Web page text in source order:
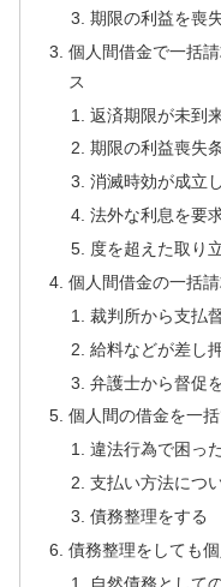
期限の利益を喪
個人間借金で一括
ス
返済期限が未到
期限の利益喪失
消滅時効が成立
法外な利息を要
度を超えた取り
個人間借金の一括
裁判所から支払
給料などが差し
弁護士から督促
個人間の借金を一
違法行為で困っ
支払い方法につ
債務整理をする
債務整理をしても
自然債務として